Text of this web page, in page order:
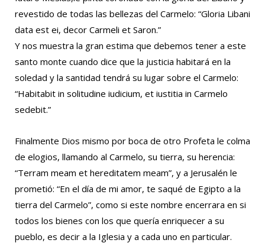
revestido de todas las bellezas del Carmelo: “Gloria Libani
data est ei, decor Carmeli et Saron.”
Y nos muestra la gran estima que debemos tener a este
santo monte cuando dice que la justicia habitará en la
soledad y la santidad tendrá su lugar sobre el Carmelo:
“Habitabit in solitudine iudicium, et iustitia in Carmelo
sedebit.”
Finalmente Dios mismo por boca de otro Profeta le colma
de elogios, llamando al Carmelo, su tierra, su herencia:
“Terram meam et hereditatem meam”, y a Jerusalén le
prometió: “En el día de mi amor, te saqué de Egipto a la
tierra del Carmelo”, como si este nombre encerrara en si
todos los bienes con los que quería enriquecer a su
pueblo, es decir a la Iglesia y a cada uno en particular.